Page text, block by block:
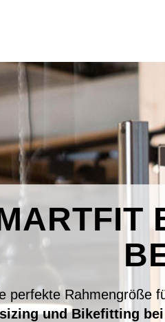
perfekte Rahmengröße
und Bikefitting bei